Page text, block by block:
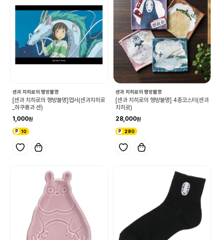
센과 치히로의 행방불명
[센과 치히로의 행방불명]엽서(센과치히로
_하쿠룡과 센)
1,000
10
센과 치히로의 행방불명
[센과 치히로의 행방불명] 4종코스터(센과
치히로)
28,000
280